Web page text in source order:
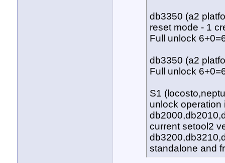
db3350 (a2
reset mode - 1
Full unlock
db3350 (a2
Full unlock
S1
unlock operation
current setool2
standalone and